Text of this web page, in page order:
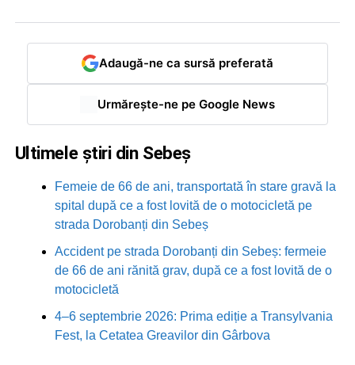
Adaugă-ne ca sursă preferată
Urmărește-ne pe Google News
Ultimele știri din Sebeș
Femeie de 66 de ani, transportată în stare gravă la
spital după ce a fost lovită de o motocicletă pe
strada Dorobanți din Sebeș
Accident pe strada Dorobanți din Sebeș: fermeie
de 66 de ani rănită grav, după ce a fost lovită de o
motocicletă
4–6 septembrie 2026: Prima ediție a Transylvania
Fest, la Cetatea Greavilor din Gârbova